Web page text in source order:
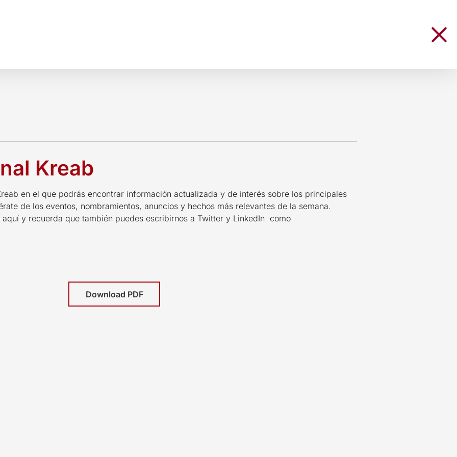
Kreab
en el que podrás encontrar información actualizada y de interés sobre los principales
de los eventos, nombramientos, anuncios y hechos más relevantes de la semana.
y recuerda que también puedes escribirnos a Twitter y LinkedIn como
Download PDF